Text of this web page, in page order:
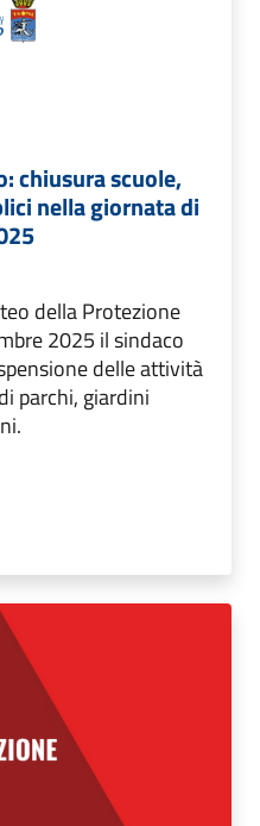
chiusura scuole,
nella giornata di
della Protezione
2025 il sindaco
delle attività
parchi, giardini